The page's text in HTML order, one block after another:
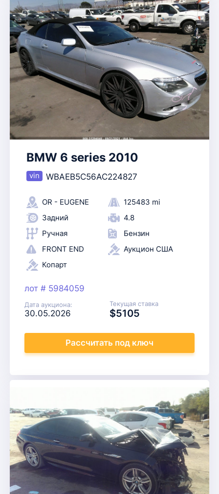
BMW 6 series 2010
WBAEB5C56AC224827
OR - EUGENE
125483 mi
Задний
4.8
Ручная
Бензин
FRONT END
Аукцион США
Копарт
лот # 5984059
Дата аукциона:
30.05.2026
Текущая ставка
$5105
Рассчитать под ключ